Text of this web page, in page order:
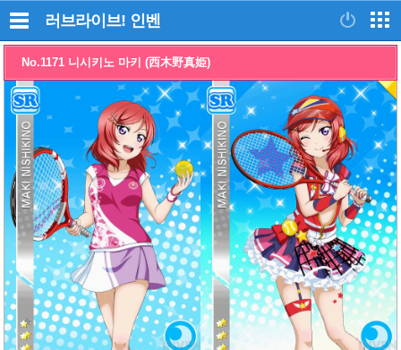
러브라이브! 인벤
No.1171 니시키노 마키 (西木野真姫)